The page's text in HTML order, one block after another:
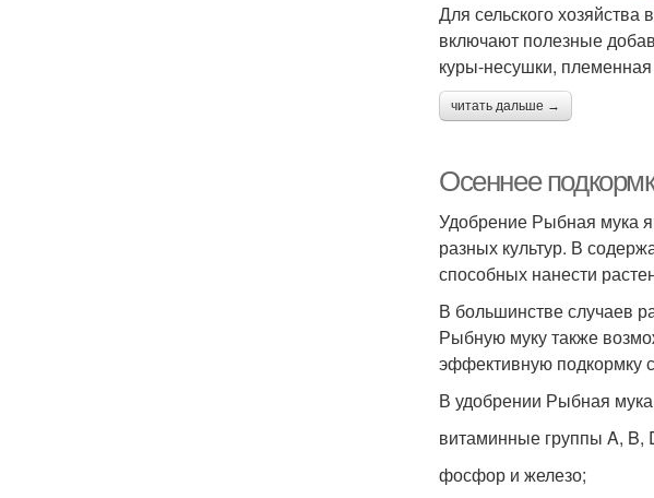
Для сельского
включают полезные
куры-несушки,
читать дальше →
Осеннее
Удобрение Рыбная мука
разных культур. В
способных нанести
В большинстве случаев
Рыбную муку также
эффективную подкормку
В удобрении Рыбная
витаминные группы A, B,
фосфор и железо;